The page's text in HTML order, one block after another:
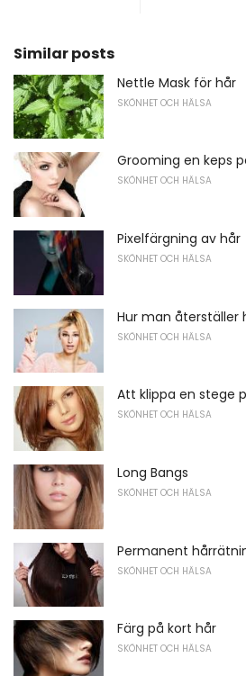
Similar posts
Nettle Mask för hår
SKÖNHET OCH HÄLSA
Grooming en keps
SKÖNHET OCH HÄLSA
Pixelfärgning av hår
SKÖNHET OCH HÄLSA
Hur man återställer
SKÖNHET OCH HÄLSA
Att klippa en stege
SKÖNHET OCH HÄLSA
Long Bangs
SKÖNHET OCH HÄLSA
Permanent
SKÖNHET OCH HÄLSA
Färg på kort hår
SKÖNHET OCH HÄLSA